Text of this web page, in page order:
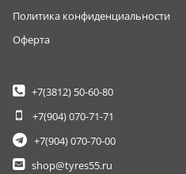
Политика конфиденциальности
Оферта
+7(3812) 50-60-80
+7(904)070-71-71
+7(904)070-70-00
shop@tyres55.ru